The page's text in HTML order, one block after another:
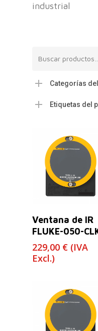
industrial
Categorías
Etiquetas del
Leer Más
Ventana de IR
FLUKE-050-
229,00 € (IVA
Excl.)